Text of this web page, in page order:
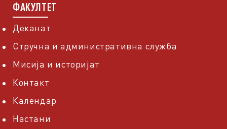
ФАКУЛТЕТ
Деканат
Стручна и административна служба
Мисија и историјат
Контакт
Календар
Настани